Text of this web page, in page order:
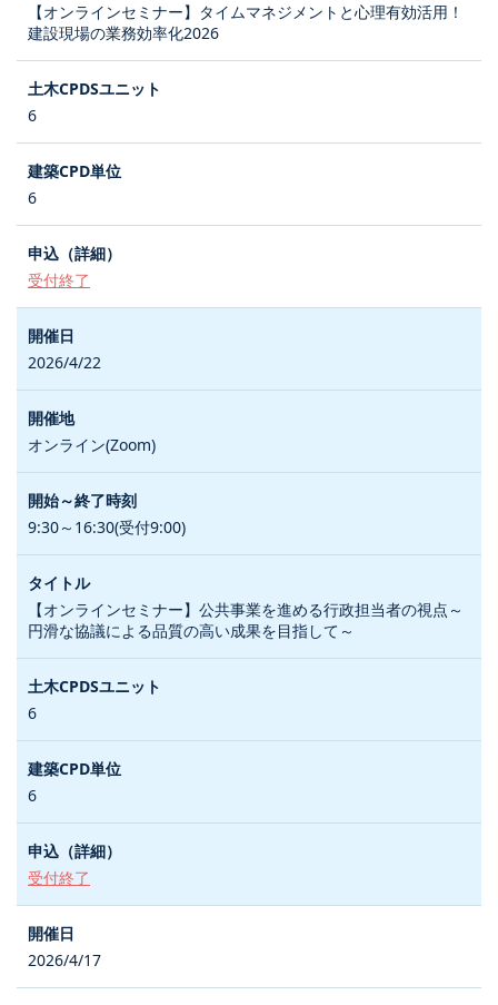
【オンラインセミナー】タイムマネジメントと心理有効活用！
建設現場の業務効率化2026
6
6
受付終了
2026/4/22
オンライン(Zoom)
9:30～16:30(受付9:00)
【オンラインセミナー】公共事業を進める行政担当者の視点～
円滑な協議による品質の高い成果を目指して～
6
6
受付終了
2026/4/17